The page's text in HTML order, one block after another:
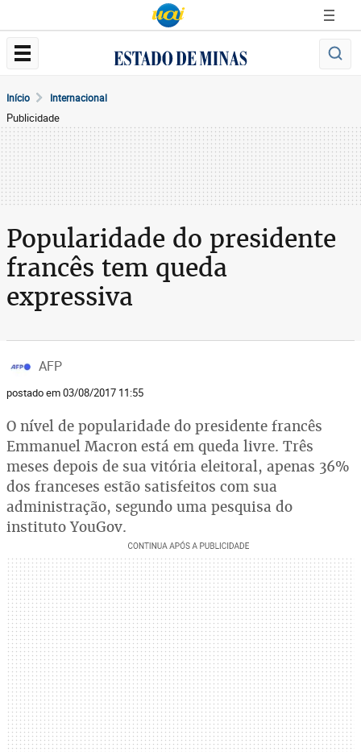
Início Internacional
Publicidade
Popularidade do presidente
francês tem queda
expressiva
AFP
postado em 03/08/2017 11:55
O nível de popularidade do presidente francês
Emmanuel Macron está em queda livre. Três
meses depois de sua vitória eleitoral, apenas 36%
dos franceses estão satisfeitos com sua
administração, segundo uma pesquisa do
instituto YouGov.